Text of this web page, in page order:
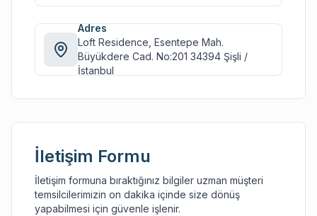
Adres
Loft Residence, Esentepe Mah.
Büyükdere Cad. No:201 34394 Şişli /
İstanbul
İletişim Formu
İletişim formuna bıraktığınız bilgiler uzman müşteri
temsilcilerimizin on dakika içinde size dönüş
yapabilmesi için güvenle işlenir.